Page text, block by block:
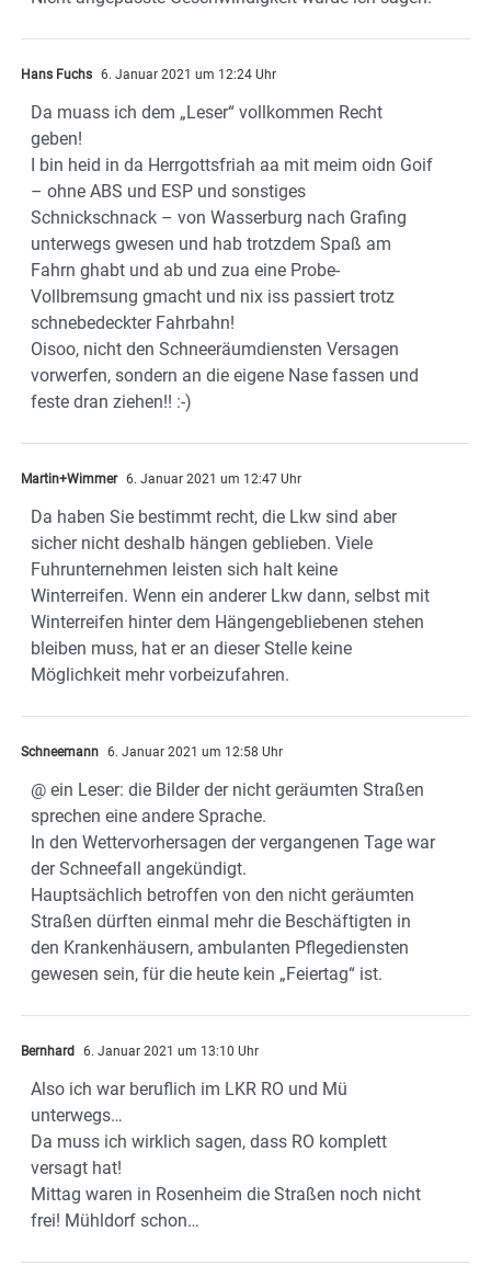
Hans Fuchs 6. Januar 2021 um 12:24 Uhr
Da muass ich dem „Leser“ vollkommen Recht
geben!
I bin heid in da Herrgottsfriah aa mit meim oidn Goif
– ohne ABS und ESP und sonstiges
Schnickschnack – von Wasserburg nach Grafing
unterwegs gwesen und hab trotzdem Spaß am
Fahrn ghabt und ab und zua eine Probe-
Vollbremsung gmacht und nix iss passiert trotz
schnebedeckter Fahrbahn!
Oisoo, nicht den Schneeräumdiensten Versagen
vorwerfen, sondern an die eigene Nase fassen und
feste dran ziehen!! :-)
Martin+Wimmer 6. Januar 2021 um 12:47 Uhr
Da haben Sie bestimmt recht, die Lkw sind aber
sicher nicht deshalb hängen geblieben. Viele
Fuhrunternehmen leisten sich halt keine
Winterreifen. Wenn ein anderer Lkw dann, selbst mit
Winterreifen hinter dem Hängengebliebenen stehen
bleiben muss, hat er an dieser Stelle keine
Möglichkeit mehr vorbeizufahren.
Schneemann 6. Januar 2021 um 12:58 Uhr
@ ein Leser: die Bilder der nicht geräumten Straßen
sprechen eine andere Sprache.
In den Wettervorhersagen der vergangenen Tage war
der Schneefall angekündigt.
Hauptsächlich betroffen von den nicht geräumten
Straßen dürften einmal mehr die Beschäftigten in
den Krankenhäusern, ambulanten Pflegediensten
gewesen sein, für die heute kein „Feiertag“ ist.
Bernhard 6. Januar 2021 um 13:10 Uhr
Also ich war beruflich im LKR RO und Mü
unterwegs…
Da muss ich wirklich sagen, dass RO komplett
versagt hat!
Mittag waren in Rosenheim die Straßen noch nicht
frei! Mühldorf schon…